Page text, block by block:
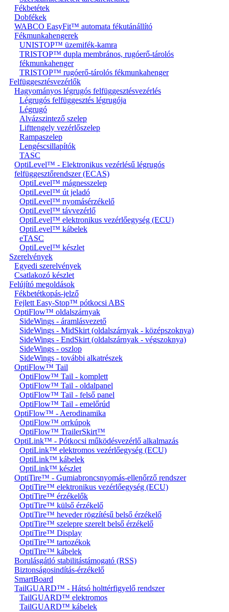
Fékbetétek
Dobfékek
WABCO EasyFit™ automata fékutánállító
Fékmunkahengerek
UNISTOP™ üzemifék-kamra
TRISTOP™ dupla membrános, rugóerő-tárolós
fékmunkahenger
TRISTOP™ rugóerő-tárolós fékmunkahenger
Felfüggesztésvezérlők
Hagyományos légrugós felfüggesztésvezérlés
Légrugós felfüggesztés légrugója
Légrugó
Alvázszintező szelep
Lifttengely vezérlőszelep
Rampaszelep
Lengéscsillapítók
TASC
OptiLevel™ - Elektronikus vezérlésű légrugós
felfüggesztőrendszer (ECAS)
OptiLevel™ mágnesszelep
OptiLevel™ út jeladó
OptiLevel™ nyomásérzékelő
OptiLevel™ távvezérlő
OptiLevel™ elektronikus vezérlőegység (ECU)
OptiLevel™ kábelek
eTASC
OptiLevel™ készlet
Szerelvények
Egyedi szerelvények
Csatlakozó készlet
Felújító megoldások
Fékbetétkopás-jelző
Fejlett Easy-Stop™ pótkocsi ABS
OptiFlow™ oldalszárnyak
SideWings - áramlásvezető
SideWings - MidSkirt (oldalszárnyak - középszoknya)
SideWings - EndSkirt (oldalszárnyak - végszoknya)
SideWings - oszlop
SideWings - további alkatrészek
OptiFlow™ Tail
OptiFlow™ Tail - komplett
OptiFlow™ Tail - oldalpanel
OptiFlow™ Tail - felső panel
OptiFlow™ Tail - emelőrúd
OptiFlow™ - Aerodinamika
OptiFlow™ orrkúpok
OptiFlow™ TrailerSkirt™
OptiLink™ - Pótkocsi működésvezérlő alkalmazás
OptiLink™ elektromos vezérlőegység (ECU)
OptiLink™ kábelek
OptiLink™ készlet
OptiTire™ - Gumiabroncsnyomás-ellenőrző rendszer
OptiTire™ elektronikus vezérlőegység (ECU)
OptiTire™ érzékelők
OptiTire™ külső érzékelő
OptiTire™ heveder rögzítésű belső érzékelő
OptiTire™ szelepre szerelt belső érzékelő
OptiTire™ Display
OptiTire™ tartozékok
OptiTire™ kábelek
Borulásgátló stabilitástámogató (RSS)
Biztonságosindítás-érzékelő
SmartBoard
TailGUARD™ - Hátsó holttérfigyelő rendszer
TailGUARD™ elektromos
TailGUARD™ kábelek